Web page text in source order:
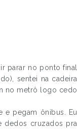
parar no ponto final
sentei na cadeira
no metrô logo cedo
e pegam ônibus. Eu
dedos cruzados pra
PRÓXIMO POST
PREMONIÇÃO 2, AS